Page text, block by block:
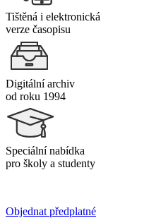
Tištěná i elektronická
verze časopisu
Digitální archiv
od roku 1994
Speciální nabídka
pro školy a studenty
Objednat předplatné